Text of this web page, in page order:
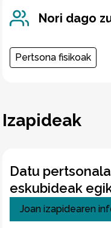
Nori dago
Pertsona fisikoak
Izapideak
Datu
eskubideak
Joan izapidearen